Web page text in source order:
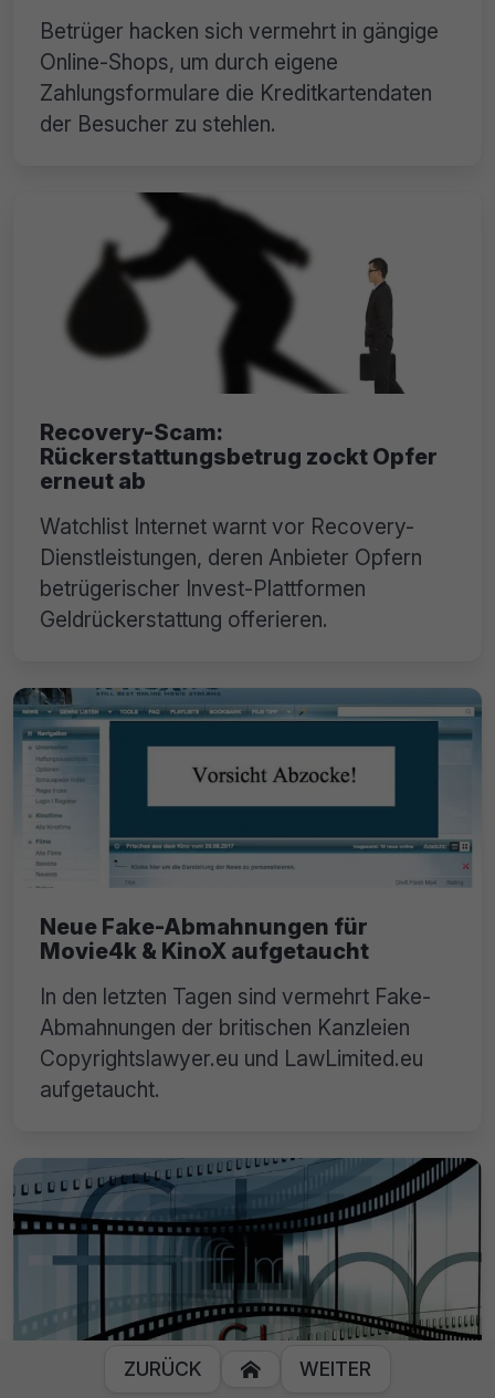
Betrüger hacken sich vermehrt in gängige
Online-Shops, um durch eigene
Zahlungsformulare die Kreditkartendaten
der Besucher zu stehlen.
Recovery-Scam:
Rückerstattungsbetrug zockt Opfer
erneut ab
Watchlist Internet warnt vor Recovery-
Dienstleistungen, deren Anbieter Opfern
betrügerischer Invest-Plattformen
Geldrückerstattung offerieren.
Neue Fake-Abmahnungen für
Movie4k & KinoX aufgetaucht
In den letzten Tagen sind vermehrt Fake-
Abmahnungen der britischen Kanzleien
Copyrightslawyer.eu und LawLimited.eu
aufgetaucht.
ZURÜCK  WEITER